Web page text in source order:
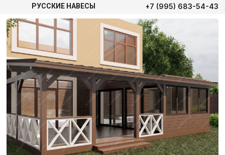
РУССКИЕ НАВЕСЫ +7 (995) 683-54-43